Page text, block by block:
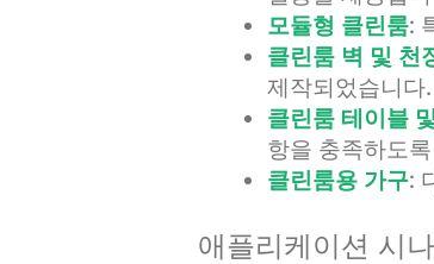
모듈형 클린룸:
클린룸 벽 및 천
제작되었습니다.
클린룸 테이블
항을 충족하도
클린룸용 가구:
애플리케이션 시